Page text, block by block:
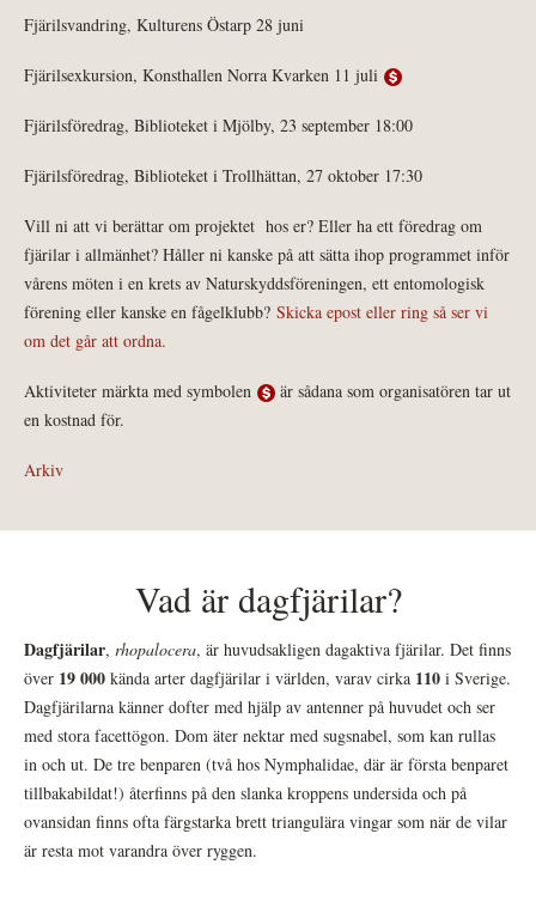
Fjärilsvandring, Kulturens Östarp 28 juni
Fjärilsexkursion, Konsthallen Norra Kvarken 11 juli
Fjärilsföredrag, Biblioteket i Mjölby, 23 september 18:00
Fjärilsföredrag, Biblioteket i Trollhättan, 27 oktober 17:30
Vill ni att vi berättar om projektet hos er? Eller ha ett föredrag om
fjärilar i allmänhet? Håller ni kanske på att sätta ihop programmet inför
vårens möten i en krets av Naturskyddsföreningen, ett entomologisk
förening eller kanske en fågelklubb? Skicka epost eller ring så ser vi
om det går att ordna.
Aktiviteter märkta med symbolen
är sådana som organisatören tar ut
en kostnad för.
Arkiv
Vad är dagfjärilar?
Dagfjärilar, rhopalocera, är huvudsakligen dagaktiva fjärilar. Det finns
över 19 000 kända arter dagfjärilar i världen, varav cirka 110 i Sverige.
Dagfjärilarna känner dofter med hjälp av antenner på huvudet och ser
med stora facettögon. Dom äter nektar med sugsnabel, som kan rullas
in och ut. De tre benparen (två hos Nymphalidae, där är första benparet
tillbakabildat!) återfinns på den slanka kroppens undersida och på
ovansidan finns ofta färgstarka brett triangulära vingar som när de vilar
är resta mot varandra över ryggen.